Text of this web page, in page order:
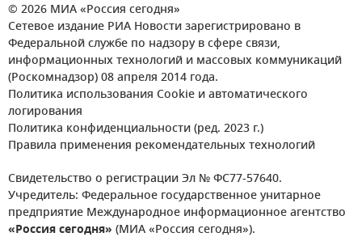
© 2026 МИА «Россия сегодня»
Сетевое издание РИА Новости зарегистрировано в
Федеральной службе по надзору в сфере связи,
информационных технологий и массовых коммуникаций
(Роскомнадзор) 08 апреля 2014 года.
Политика использования Cookie и автоматического
логирования
Политика конфиденциальности (ред. 2023 г.)
Правила применения рекомендательных технологий
Свидетельство о регистрации Эл № ФС77-57640.
Учредитель: Федеральное государственное унитарное
предприятие Международное информационное агентство
«Россия сегодня» (МИА «Россия сегодня»).